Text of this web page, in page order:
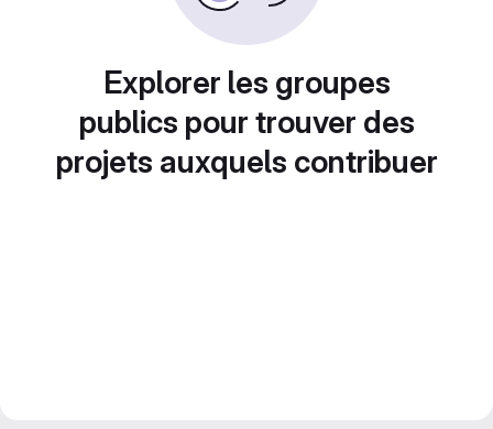
Explorer les groupes
publics pour trouver des
projets auxquels contribuer